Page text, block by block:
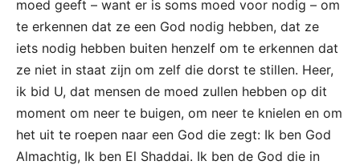
moed geeft – want er is soms moed voor nodig – om
te erkennen dat ze een God nodig hebben, dat ze
iets nodig hebben buiten henzelf om te erkennen dat
ze niet in staat zijn om zelf die dorst te stillen. Heer,
ik bid U, dat mensen de moed zullen hebben op dit
moment om neer te buigen, om neer te knielen en om
het uit te roepen naar een God die zegt: Ik ben God
Almachtig, Ik ben El Shaddai. Ik ben de God die in